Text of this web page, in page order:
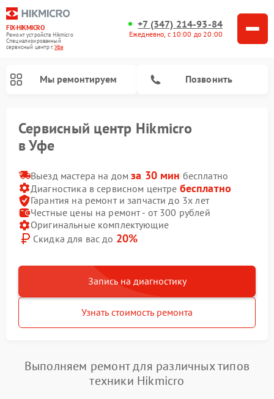
FIX-HIKMICRO
Ремонт устройств Hikmicro
Специализированный
cервисный центр г.Уфа
+7 (347) 214-93-84
Ежедневно, с 10:00 до 20:00
Мы ремонтируем Позвонить
Сервисный центр Hikmicro
в Уфе
Выезд мастера на домза 30 мин бесплатно
Диагностика в сервисном центре бесплатно
Гарантия на ремонт и запчасти до 3х лет
Честные цены на ремонт - от 300 рублей
Оригинальные комплектующие
Скидка для вас до 20%
Запись на диагностику
Узнать стоимость ремонта
Выполняем ремонт для различных типов
техники Hikmicro